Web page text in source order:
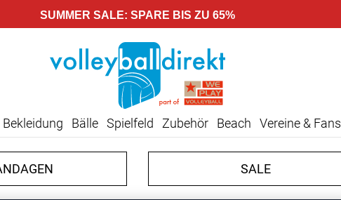
SUMMER SALE: SPARE BIS ZU 65%
Bekleidung Bälle Spielfeld Zubehör Beach Vereine & Fans
SALE